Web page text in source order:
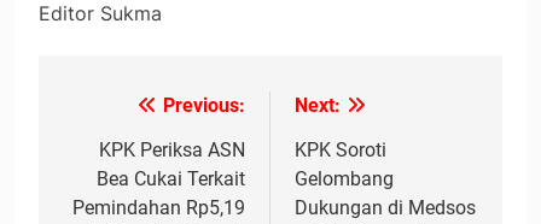
Editor Sukma
Navigasi
pos
Previous:
KPK Periksa ASN
Bea Cukai Terkait
Pemindahan Rp5,19
Next:
KPK Soroti
Gelombang
Dukungan di Medsos